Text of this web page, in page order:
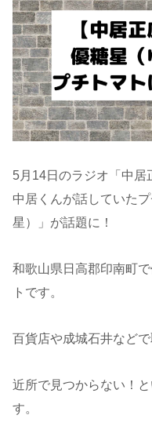
5月14日のラジオ「中
中居くんが話していた
星）」が話題に！
和歌山県日高郡印南町
トです。
百貨店や成城石井などで
近所で見つからない！
す。